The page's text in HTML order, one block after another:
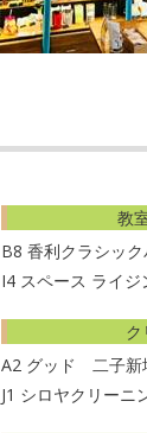
教
B8 香利クラシック
I4 スペース ライジ
ク
A2 グッド 二子新
J1 シロヤクリーニ